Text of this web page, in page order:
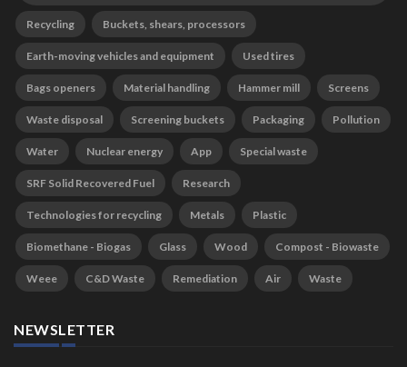
Recycling Buckets, shears, processors
Earth-moving vehicles and equipment Used tires
Bags openers Material handling Hammer mill Screens
Waste disposal Screening buckets Packaging Pollution
Water Nuclear energy App Special waste
SRF Solid Recovered Fuel Research
Technologies for recycling Metals Plastic
Biomethane - Biogas Glass Wood Compost - Biowaste
Weee C&D Waste Remediation Air Waste
NEWSLETTER